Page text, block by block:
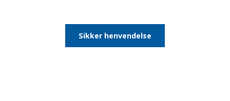
Sikker henvendelse